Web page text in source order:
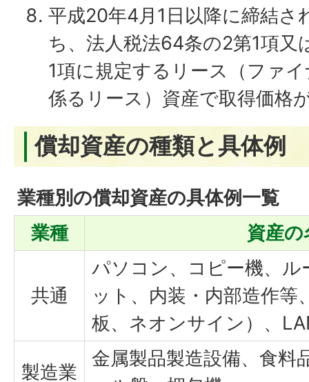
平成20年4月1日以降に締結さ
ち、法人税法64条の2第1項又
1項に規定するリース（ファ
係るリース）資産で取得価格
償却資産の種類と具体例
業種別の償却資産の具体例一覧
業種
資産の
共通
パソコン、コピー機、
ット、内装・内部造作等
板、ネオンサイン）、
製造業
金属製品製造設備、食料